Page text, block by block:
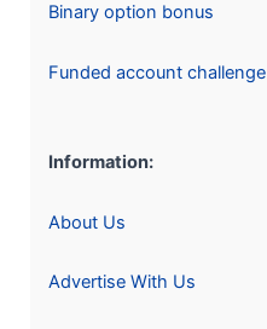
Binary option bonus
Funded account challenge
Information:
About Us
Advertise With Us